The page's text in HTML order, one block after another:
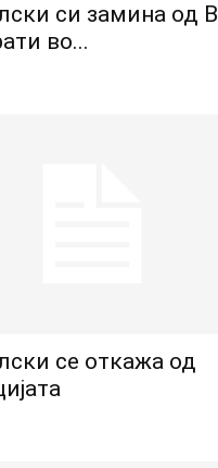
си замина од
во...
се откажа од